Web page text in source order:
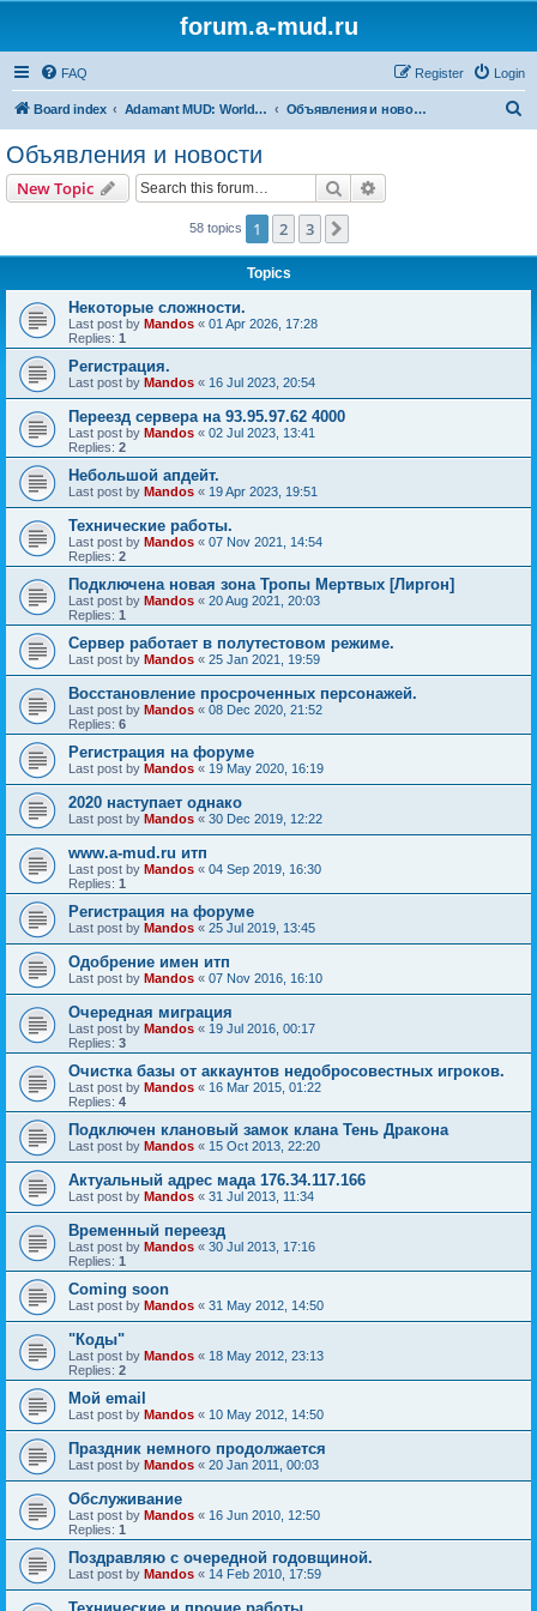
forum.a-mud.ru
FAQ Login
Register
Board index Adamant MUD: World of the rings Объявления и новости
Объявления и новости
New Topic Search
58 topics 1 2 3
Topics
Некоторые сложности.
Last post by Mandos « 01 Apr 2026, 17:28
Replies: 1
Регистрация.
Last post by Mandos « 16 Jul 2023, 20:54
Переезд сервера на 93.95.97.62 4000
Last post by Mandos « 02 Jul 2023, 13:41
Replies: 2
Небольшой апдейт.
Last post by Mandos « 19 Apr 2023, 19:51
Технические работы.
Last post by Mandos « 07 Nov 2021, 14:54
Replies: 2
Подключена новая зона Тропы Мертвых [Лиргон]
Last post by Mandos « 20 Aug 2021, 20:03
Replies: 1
Сервер работает в полутестовом режиме.
Last post by Mandos « 25 Jan 2021, 19:59
Восстановление просроченных персонажей.
Last post by Mandos « 08 Dec 2020, 21:52
Replies: 6
Регистрация на форуме
Last post by Mandos « 19 May 2020, 16:19
2020 наступает однако
Last post by Mandos « 30 Dec 2019, 12:22
www.a-mud.ru итп
Last post by Mandos « 04 Sep 2019, 16:30
Replies: 1
Регистрация на форуме
Last post by Mandos « 25 Jul 2019, 13:45
Одобрение имен итп
Last post by Mandos « 07 Nov 2016, 16:10
Очередная миграция
Last post by Mandos « 19 Jul 2016, 00:17
Replies: 3
Очистка базы от аккаунтов недобросовестных игроков.
Last post by Mandos « 16 Mar 2015, 01:22
Replies: 4
Подключен клановый замок клана Тень Дракона
Last post by Mandos « 15 Oct 2013, 22:20
Актуальный адрес мада 176.34.117.166
Last post by Mandos « 31 Jul 2013, 11:34
Временный переезд
Last post by Mandos « 30 Jul 2013, 17:16
Replies: 1
Coming soon
Last post by Mandos « 31 May 2012, 14:50
"Коды"
Last post by Mandos « 18 May 2012, 23:13
Replies: 2
Мой email
Last post by Mandos « 10 May 2012, 14:50
Праздник немного продолжается
Last post by Mandos « 20 Jan 2011, 00:03
Обслуживание
Last post by Mandos « 16 Jun 2010, 12:50
Replies: 1
Поздравляю с очередной годовщиной.
Last post by Mandos « 14 Feb 2010, 17:59